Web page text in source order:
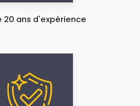
20 ans d'expérience